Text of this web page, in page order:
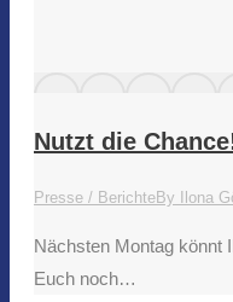
Nutzt die
Presse / BerichteBy Ilona
Nächsten Montag könnt
Euch noch…